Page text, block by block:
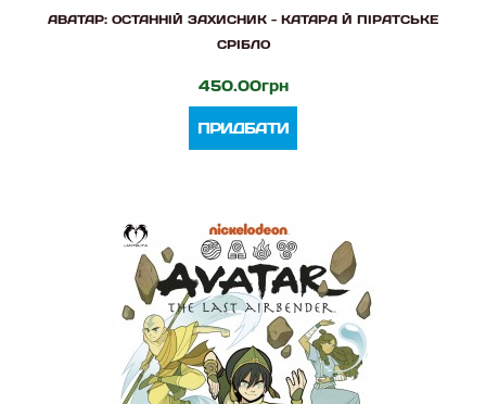
АВАТАР: ОСТАННІЙ ЗАХИСНИК - КАТАРА Й ПІРАТСЬКЕ
СРІБЛО
450.00грн
ПРИДБАТИ